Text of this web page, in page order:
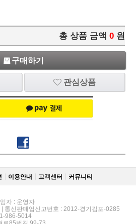
총 상품 금액 0 원
구매하기
관심상품
이용안내 고객센터 커뮤니티
자 : 운영자
통신판매업신고번호 : 2012-경기김포-0285
986-5014